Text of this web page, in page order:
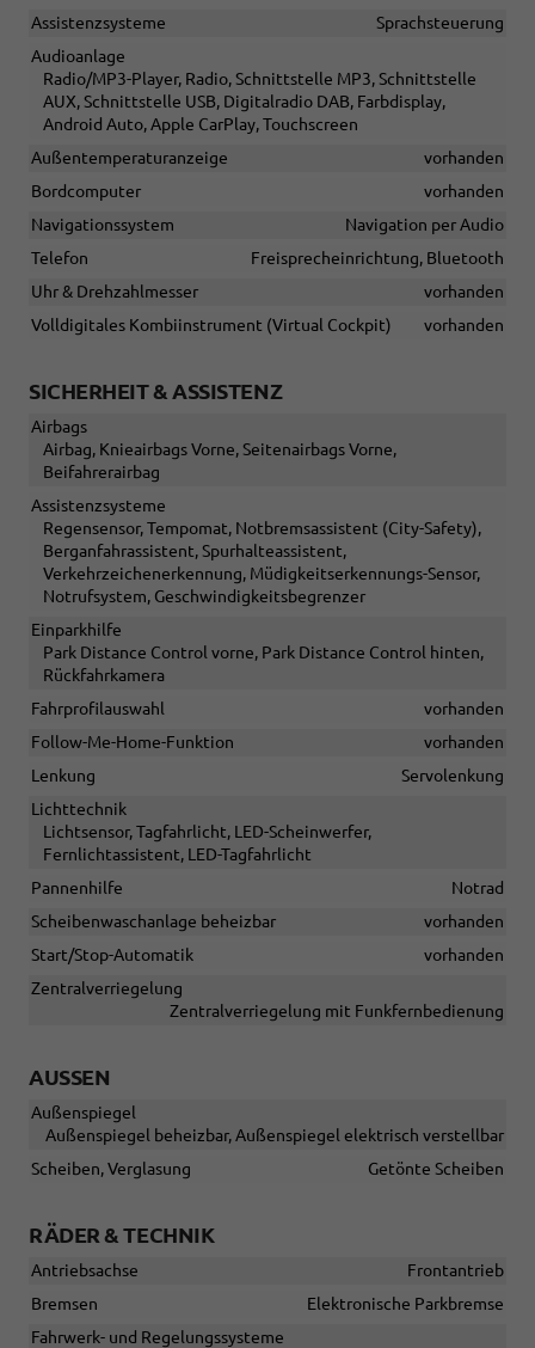
Assistenzsysteme
Sprachsteuerung
Audioanlage
Radio/MP3-Player, Radio, Schnittstelle MP3, Schnittstelle
AUX, Schnittstelle USB, Digitalradio DAB, Farbdisplay,
Android Auto, Apple CarPlay, Touchscreen
Außentemperaturanzeige
vorhanden
Bordcomputer
vorhanden
Navigationssystem
Navigation per Audio
Telefon
Freisprecheinrichtung, Bluetooth
Uhr & Drehzahlmesser
vorhanden
Volldigitales Kombiinstrument (Virtual Cockpit)
vorhanden
SICHERHEIT & ASSISTENZ
Airbags
Airbag, Knieairbags Vorne, Seitenairbags Vorne,
Beifahrerairbag
Assistenzsysteme
Regensensor, Tempomat, Notbremsassistent (City-Safety),
Berganfahrassistent, Spurhalteassistent,
Verkehrzeichenerkennung, Müdigkeitserkennungs-Sensor,
Notrufsystem, Geschwindigkeitsbegrenzer
Einparkhilfe
Park Distance Control vorne, Park Distance Control hinten,
Rückfahrkamera
Fahrprofilauswahl
vorhanden
Follow-Me-Home-Funktion
vorhanden
Lenkung
Servolenkung
Lichttechnik
Lichtsensor, Tagfahrlicht, LED-Scheinwerfer,
Fernlichtassistent, LED-Tagfahrlicht
Pannenhilfe
Notrad
Scheibenwaschanlage beheizbar
vorhanden
Start/Stop-Automatik
vorhanden
Zentralverriegelung
Zentralverriegelung mit Funkfernbedienung
AUSSEN
Außenspiegel
Außenspiegel beheizbar, Außenspiegel elektrisch verstellbar
Scheiben, Verglasung
Getönte Scheiben
RÄDER & TECHNIK
Antriebsachse
Frontantrieb
Bremsen
Elektronische Parkbremse
Fahrwerk- und Regelungssysteme